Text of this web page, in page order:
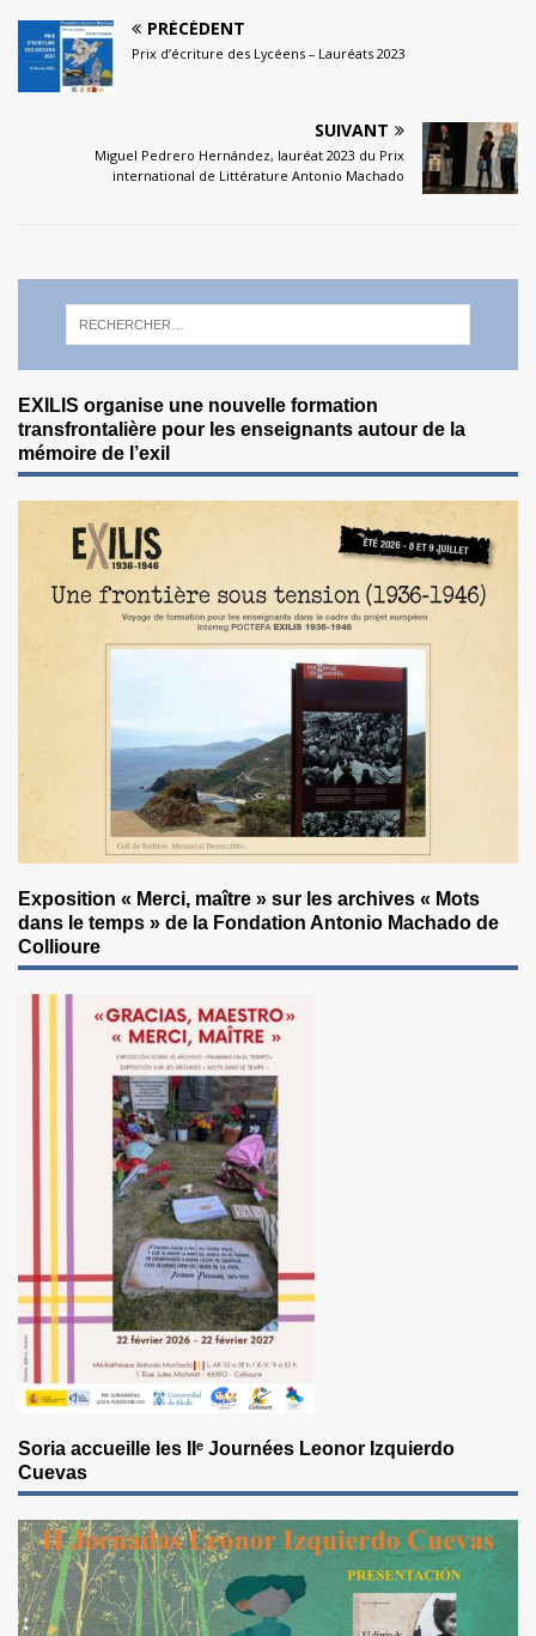
PRÉCÉDENT
Prix d’écriture des Lycéens – Lauréats 2023
SUIVANT
Miguel Pedrero Hernández, lauréat 2023 du Prix
international de Littérature Antonio Machado
EXILIS organise une nouvelle formation
transfrontalière pour les enseignants autour de la
mémoire de l’exil
Exposition « Merci, maître » sur les archives « Mots
dans le temps » de la Fondation Antonio Machado de
Collioure
Soria accueille les IIᵉ Journées Leonor Izquierdo
Cuevas